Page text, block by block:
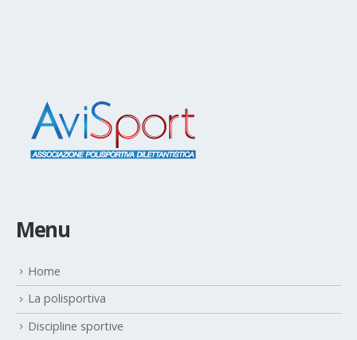
Menu
Home
La polisportiva
Discipline sportive